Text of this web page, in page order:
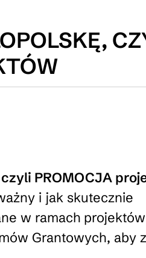
PROMOCJA
i jak skutecznie
w ramach projektów
Grantowych, aby